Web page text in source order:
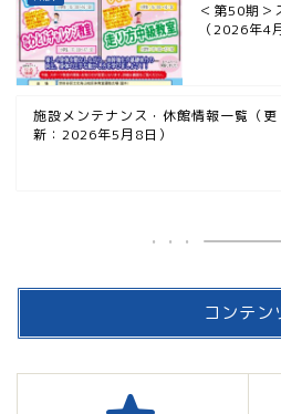
＜第50期＞
（2026年4
施設メンテナンス・休館情報一覧（更
新：2026年5月8日）
コンテン